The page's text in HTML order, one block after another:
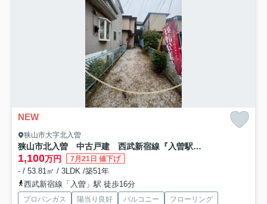
NEW
狭山市大字北入曽
狭山市北入曽 中古戸建 西武新宿線『入曽駅』徒歩16分 【入間野小学区】
1,100万円 7月21日 値下げ
- / 53.81㎡ / 3LDK /築51年
西武新宿線「入曽」駅 徒歩16分
プロパンガス 陽当り良好 バルコニー
フローリング